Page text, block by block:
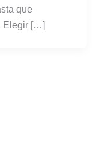
que
Elegir […]